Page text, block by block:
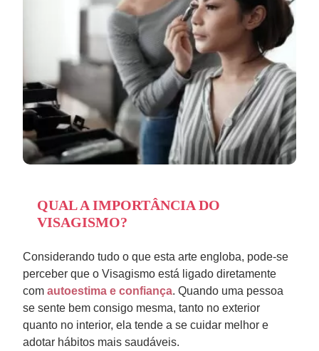
QUAL A IMPORTÂNCIA DO
VISAGISMO?
Considerando tudo o que esta arte engloba, pode-se
perceber que o Visagismo está ligado diretamente
com autoestima e confiança. Quando uma pessoa
se sente bem consigo mesma, tanto no exterior
quanto no interior, ela tende a se cuidar melhor e
adotar hábitos mais saudáveis.